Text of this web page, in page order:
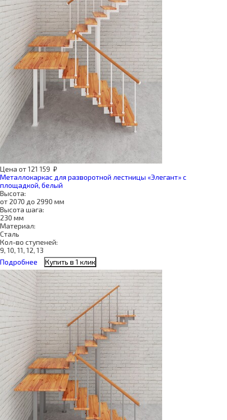
Цена от121 159 ₽
Металлокаркас для разворотной лестницы «Элегант» с
площадкой, белый
Высота:
от 2070 до 2990 мм
Высота шага:
230 мм
Материал:
Сталь
Кол-во ступеней:
9, 10, 11, 12, 13
Подробнее
Купить в 1 клик